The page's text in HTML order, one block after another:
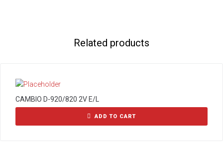
Related products
CAMBIO D-920/820 2V E/L
ADD TO CART